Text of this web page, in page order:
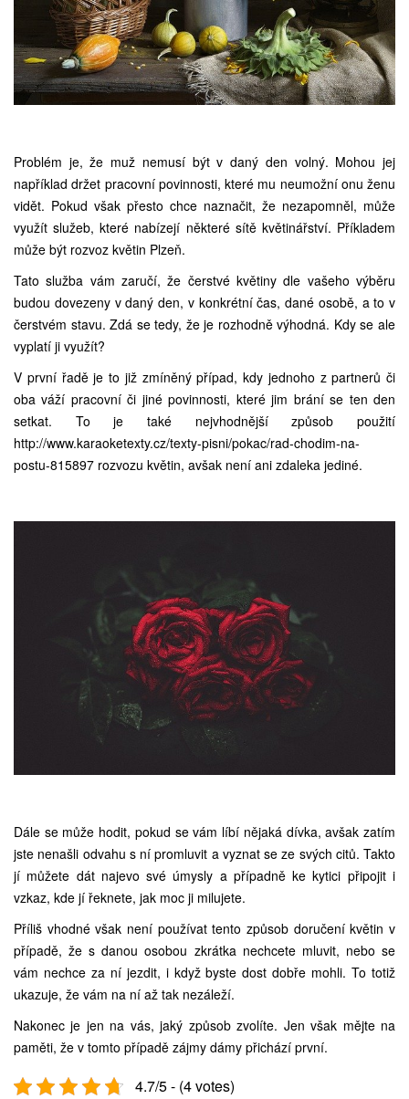
Problém je, že muž nemusí být v daný den volný. Mohou jej
například držet pracovní povinnosti, které mu neumožní onu ženu
vidět. Pokud však přesto chce naznačit, že nezapomněl, může
využít služeb, které nabízejí některé sítě květinářství. Příkladem
může být rozvoz květin Plzeň.
Tato služba vám zaručí, že čerstvé květiny dle vašeho výběru
budou dovezeny v daný den, v konkrétní čas, dané osobě, a to v
čerstvém stavu. Zdá se tedy, že je rozhodně výhodná. Kdy se ale
vyplatí ji využít?
V první řadě je to již zmíněný případ, kdy jednoho z partnerů či
oba váží pracovní či jiné povinnosti, které jim brání se ten den
setkat. To je také nejvhodnější způsob použití
http://www.karaoketexty.cz/texty-pisni/pokac/rad-chodim-na-
postu-815897 rozvozu květin, avšak není ani zdaleka jediné.
Dále se může hodit, pokud se vám líbí nějaká dívka, avšak zatím
jste nenašli odvahu s ní promluvit a vyznat se ze svých citů. Takto
jí můžete dát najevo své úmysly a případně ke kytici připojit i
vzkaz, kde jí řeknete, jak moc ji milujete.
Příliš vhodné však není používat tento způsob doručení květin v
případě, že s danou osobou zkrátka nechcete mluvit, nebo se
vám nechce za ní jezdit, i když byste dost dobře mohli. To totiž
ukazuje, že vám na ní až tak nezáleží.
Nakonec je jen na vás, jaký způsob zvolíte. Jen však mějte na
paměti, že v tomto případě zájmy dámy přichází první.
4.7/5 - (4 votes)